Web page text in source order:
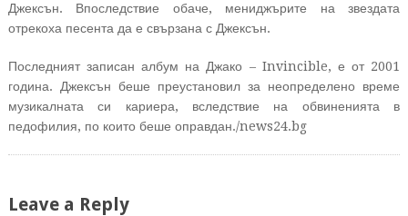
Джексън. Впоследствие обаче, мениджърите на звездата
отрекоха песента да е свързана с Джексън.
Последният записан албум на Джако – Invincible, е от 2001
година. Джексън беше преустановил за неопределено време
музикалната си кариера, вследствие на обвиненията в
педофилия, по които беше оправдан./news24.bg
Leave a Reply